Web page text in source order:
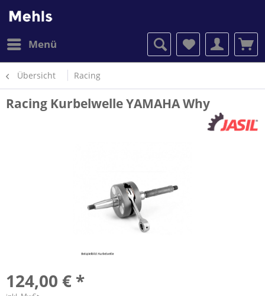
Menü
Übersicht Racing
Racing Kurbelwelle YAMAHA Why
124,00 € *